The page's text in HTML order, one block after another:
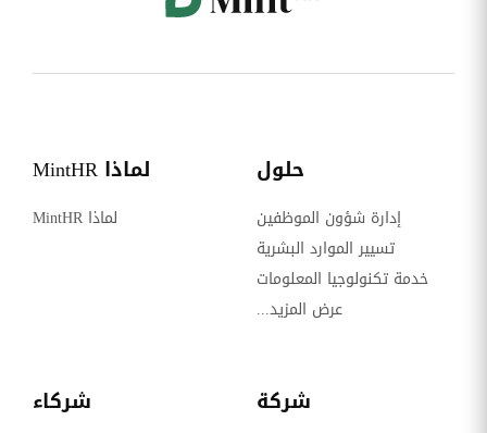
حلول
إدارة شؤون الموظفين
تسيير الموارد البشرية
خدمة تكنولوجيا المعلومات
عرض المزيد...
لماذا MintHR
لماذا MintHR
شركة شركاء